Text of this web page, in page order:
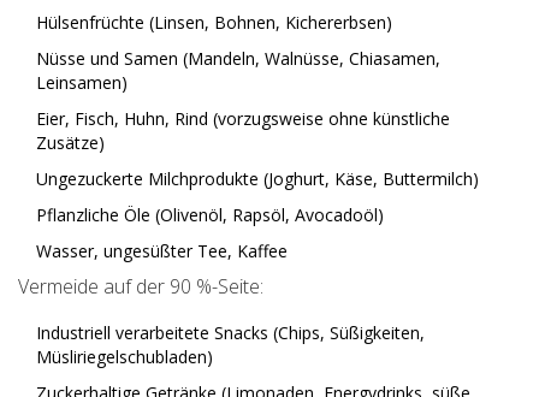
Hülsenfrüchte (Linsen, Bohnen, Kichererbsen)
Nüsse und Samen (Mandeln, Walnüsse, Chiasamen,
Leinsamen)
Eier, Fisch, Huhn, Rind (vorzugsweise ohne künstliche
Zusätze)
Ungezuckerte Milchprodukte (Joghurt, Käse, Buttermilch)
Pflanzliche Öle (Olivenöl, Rapsöl, Avocadoöl)
Wasser, ungesüßter Tee, Kaffee
Vermeide auf der 90 %-Seite:
Industriell verarbeitete Snacks (Chips, Süßigkeiten,
Müsliriegelschubladen)